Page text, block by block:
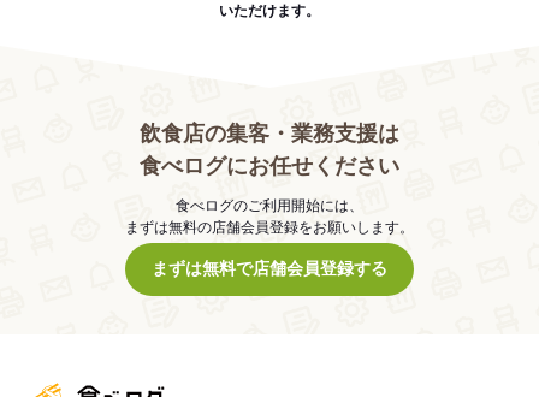
いただけます。
飲食店の集客・業務支援は
食べログにお任せください
食べログのご利用開始には、
まずは無料の店舗会員登録をお願いします。
まずは無料で店舗会員登録する